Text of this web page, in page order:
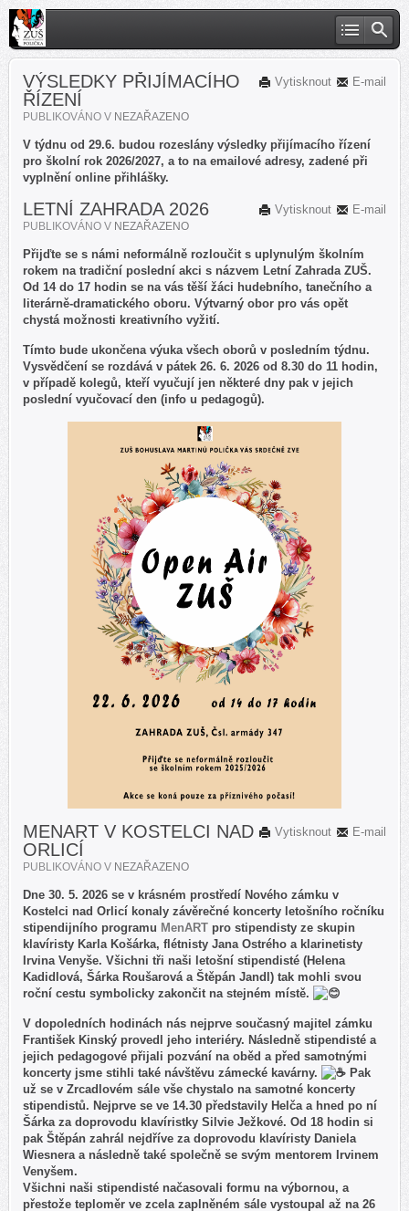
E-mail
Vytisknout
VÝSLEDKY PŘIJÍMACÍHO
ŘÍZENÍ
PUBLIKOVÁNO V NEZAŘAZENO
V týdnu od 29.6. budou rozeslány výsledky přijímacího řízení
pro školní rok 2026/2027, a to na emailové adresy, zadené při
vyplnění online přihlášky.
E-mail
Vytisknout
LETNÍ ZAHRADA 2026
PUBLIKOVÁNO V NEZAŘAZENO
Přijďte se s námi neformálně rozloučit s uplynulým školním
rokem na tradiční poslední akci s názvem Letní Zahrada ZUŠ.
Od 14 do 17 hodin se na vás těší žáci hudebního, tanečního a
literárně-dramatického oboru. Výtvarný obor pro vás opět
chystá možnosti kreativního vyžití.
Tímto bude ukončena výuka všech oborů v posledním týdnu.
Vysvědčení se rozdává v pátek 26. 6. 2026 od 8.30 do 11 hodin,
v případě kolegů, kteří vyučují jen některé dny pak v jejich
poslední vyučovací den (info u pedagogů).
E-mail
Vytisknout
MENART V KOSTELCI NAD
ORLICÍ
PUBLIKOVÁNO V NEZAŘAZENO
Dne 30. 5. 2026 se v krásném prostředí Nového zámku v
Kostelci nad Orlicí konaly závěrečné koncerty letošního ročníku
stipendijního programu MenART pro stipendisty ze skupin
klavíristy Karla Košárka, flétnisty Jana Ostrého a klarinetisty
Irvina Venyše. Všichni tři naši letošní stipendisté (Helena
Kadidlová, Šárka Roušarová a Štěpán Jandl) tak mohli svou
roční cestu symbolicky zakončit na stejném místě.
V dopoledních hodinách nás nejprve současný majitel zámku
František Kinský provedl jeho interiéry. Následně stipendisté a
jejich pedagogové přijali pozvání na oběd a před samotnými
koncerty jsme stihli také návštěvu zámecké kavárny.
Pak
už se v Zrcadlovém sále vše chystalo na samotné koncerty
stipendistů. Nejprve se ve 14.30 představily Helča a hned po ní
Šárka za doprovodu klavíristky Silvie Ježkové. Od 18 hodin si
pak Štěpán zahrál nejdříve za doprovodu klavíristy Daniela
Wiesnera a následně také společně se svým mentorem Irvinem
Venyšem.
Všichni naši stipendisté načasovali formu na výbornou, a
přestože teploměr ve zcela zaplněném sále vystoupal až na 26